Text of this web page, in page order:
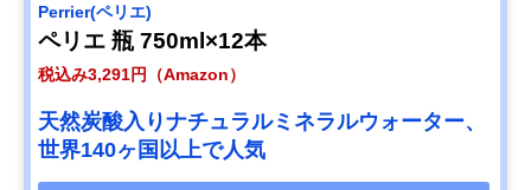
Perrier(ペリエ)
ペリエ 瓶 750ml×12本
税込み3,291円（Amazon）
天然炭酸入りナチュラルミネラルウォーター、
世界140ヶ国以上で人気